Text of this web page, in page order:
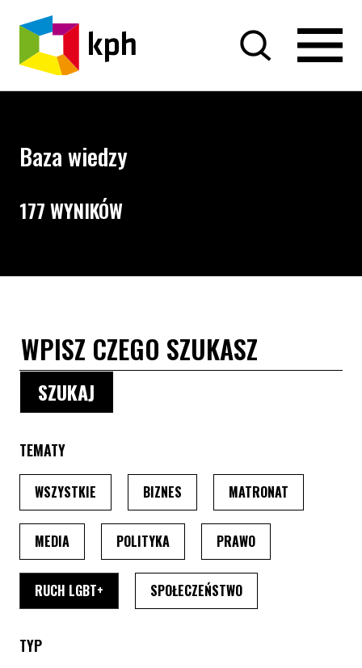
PRZEJDŹ DO TREŚCI
Baza wiedzy
177 WYNIKÓW
Opcje wyszukiwania i filtrowania treści
Wyszukiwarka
TEMATY
WSZYSTKIE PO WYBRANIU TEMATU, STRONA PRZEŁADUJE SIĘ
BIZNES PO WYBRANIU TEMATU, STRONA
MATRONAT
MEDIAPO WYBRANIU TEMATU, STRONA PRZEŁADUJE SIĘ
POLITYKAPO WYBRANIU TEMATU, STRONA
PRAWOPO WYBRANIU
RUCH LGBT+ PO WYBRANIU TEMATU, STRONA PRZEŁADUJE
SPOŁECZEŃSTWOPO WYBRANIU
TYP